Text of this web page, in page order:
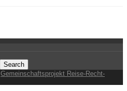
Gemeinschaftsprojekt Reise-Recht-